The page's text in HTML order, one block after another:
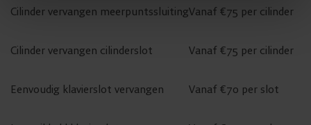
Cilinder vervangen meerpuntssluitingVanaf €75 per cilinder
Cilinder vervangen cilinderslot Vanaf €75 per cilinder
Eenvoudig klavierslot vervangen Vanaf €70 per slot